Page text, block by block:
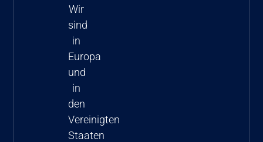
Wir
sind
in
Europa
und
in
den
Vereinigten
Staaten